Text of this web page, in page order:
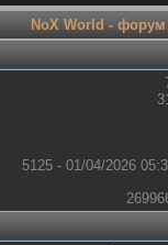
NoX World - форум
5125 - 01/04/2026